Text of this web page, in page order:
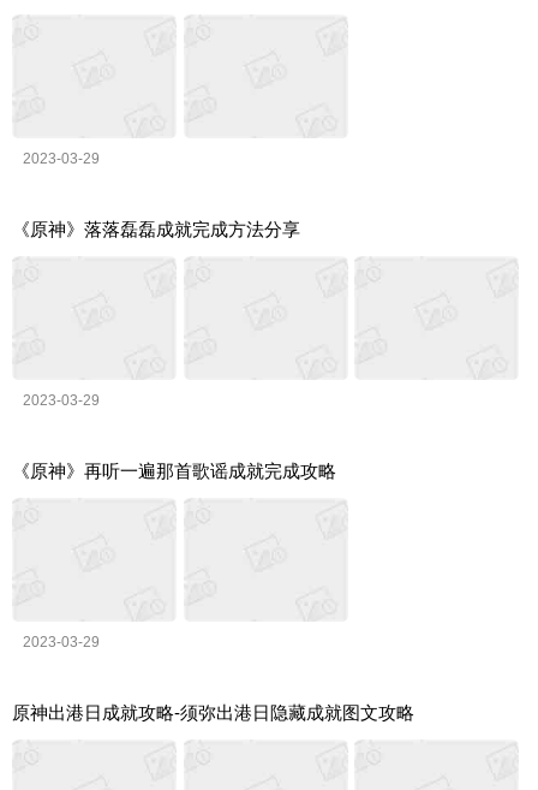
2023-03-29
《原神》落落磊磊成就完成方法分享
2023-03-29
《原神》再听一遍那首歌谣成就完成攻略
2023-03-29
原神出港日成就攻略-须弥出港日隐藏成就图文攻略